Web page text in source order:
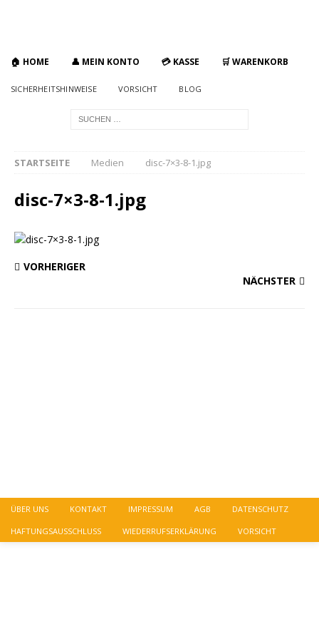
🏠 HOME 👤 MEIN KONTO 💳 KASSE 🛒 WARENKORB
SICHERHEITSHINWEISE VORSICHT BLOG
STARTSEITE Medien disc-7×3-8-1.jpg
disc-7×3-8-1.jpg
VORHERIGER
NÄCHSTER
ÜBER UNS KONTAKT IMPRESSUM AGB DATENSCHUTZ
HAFTUNGSAUSSCHLUSS WIEDERRUFSERKLÄRUNG VORSICHT